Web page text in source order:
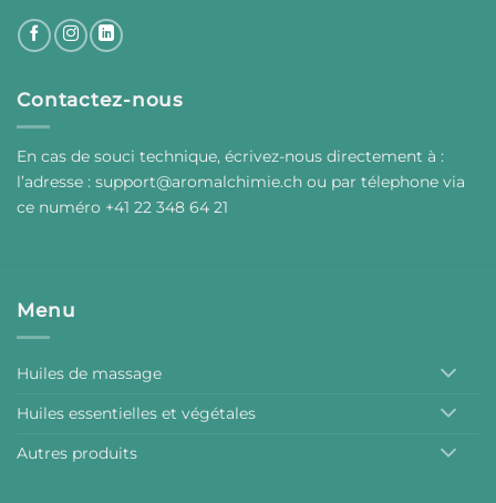
Contactez-nous
En cas de souci technique, écrivez-nous directement à :
l’adresse : support@aromalchimie.ch ou par télephone via
ce numéro +41 22 348 64 21
Menu
Huiles de massage
Huiles essentielles et végétales
Autres produits